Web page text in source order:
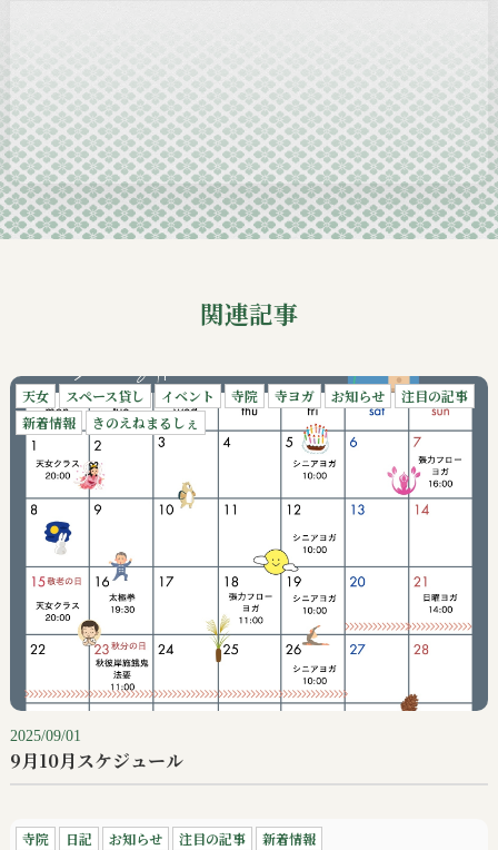
2024-11
2024-10
2024-09
関連記事
天女 スペース貸し イベント 寺院 寺ヨガ お知らせ
注目の記事
新着情報
きのえねまるしぇ
2025/09/01
9月10月スケジュール
寺院 日記 お知らせ 注目の記事 新着情報